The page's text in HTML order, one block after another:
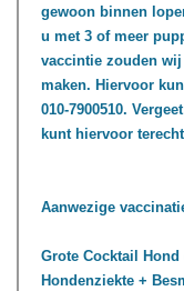
gewoon binnen
u met 3 of meer
vaccintie zouden
maken. Hiervoor
010-7900510.
kunt hiervoor
Aanwezige
Grote Cocktail
Hondenziekte +